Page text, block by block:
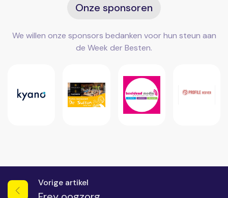
Onze sponsoren
We willen onze sponsors bedanken voor hun steun aan
de Week der Besten.
Vorige artikel